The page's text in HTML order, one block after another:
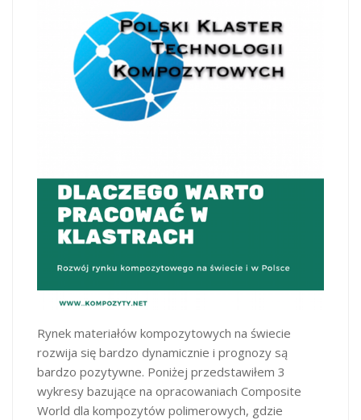
Rynek materiałów kompozytowych na świecie
rozwija się bardzo dynamicznie i prognozy są
bardzo pozytywne. Poniżej przedstawiłem 3
wykresy bazujące na opracowaniach Composite
World dla kompozytów polimerowych, gdzie